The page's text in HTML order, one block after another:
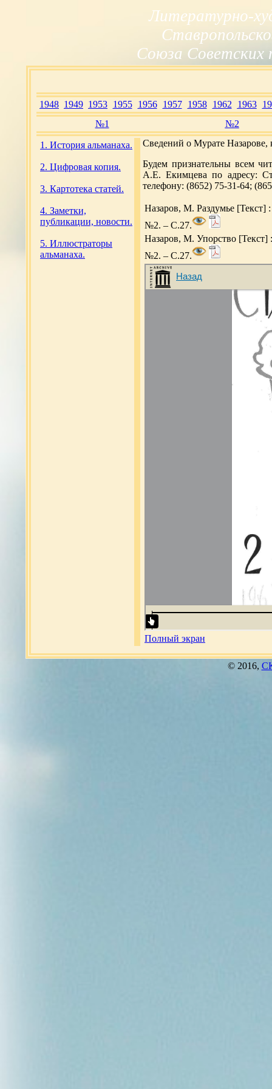
Литературно-
Союза Советских
1948 1949 1953 1955 1956 1957 1958 1962 1963
№1
№2
1. История альманаха.
2. Цифровая копия.
3. Картотека статей.
4. Заметки,
публикации, новости.
5. Иллюстраторы
альманаха.
Сведений о Мурате Назарове,
Будем признательны всем
А.Е. Екимцева по адресу:
телефону: (8652) 75-31-64;
Назаров, М. Раздумье [Текст]
№2. – С.27.
Назаров, М. Упорство [Текст]
№2. – С.27.
Полный экран
© 2016,